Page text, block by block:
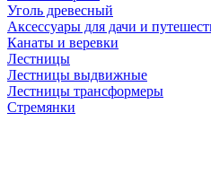
Уголь древесный
Аксессуары для дачи и
Канаты и веревки
Лестницы
Лестницы выдвижные
Лестницы трансформеры
Стремянки